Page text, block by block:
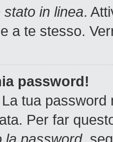
in linea.
a te stesso.
password!
tua
Per far